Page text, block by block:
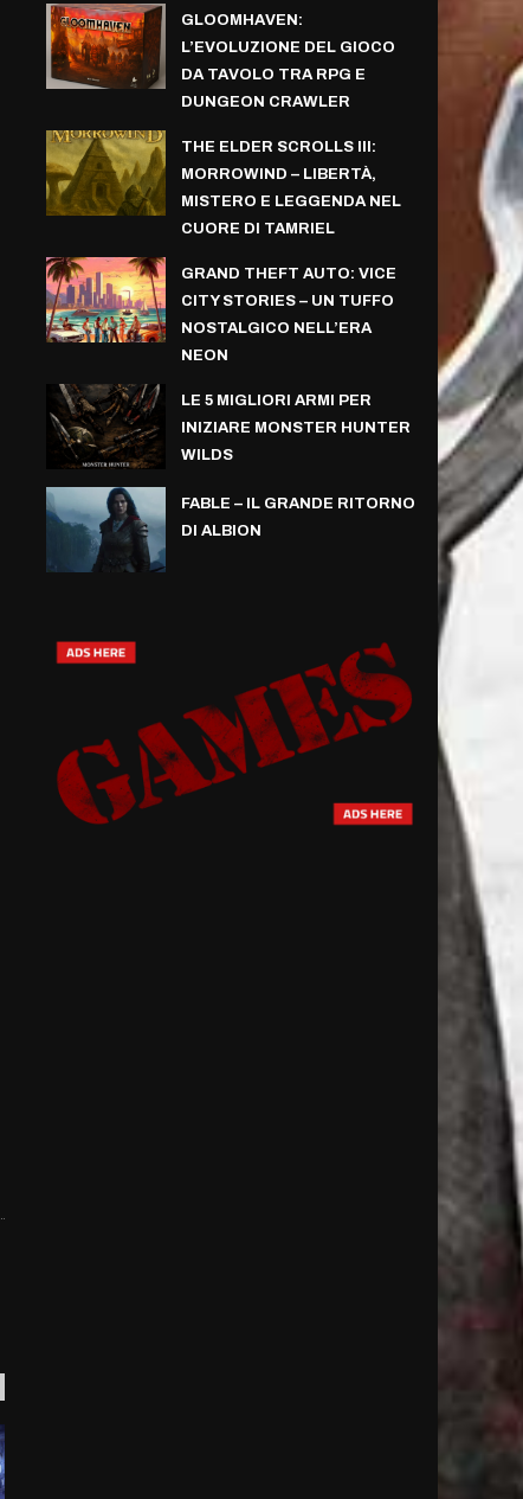
GLOOMHAVEN:
L’EVOLUZIONE DEL GIOCO
DA TAVOLO TRA RPG E
DUNGEON CRAWLER
THE ELDER SCROLLS III:
MORROWIND – LIBERTÀ,
MISTERO E LEGGENDA NEL
CUORE DI TAMRIEL
GRAND THEFT AUTO: VICE
CITY STORIES – UN TUFFO
NOSTALGICO NELL’ERA
NEON
LE 5 MIGLIORI ARMI PER
INIZIARE MONSTER HUNTER
WILDS
FABLE – IL GRANDE RITORNO
DI ALBION